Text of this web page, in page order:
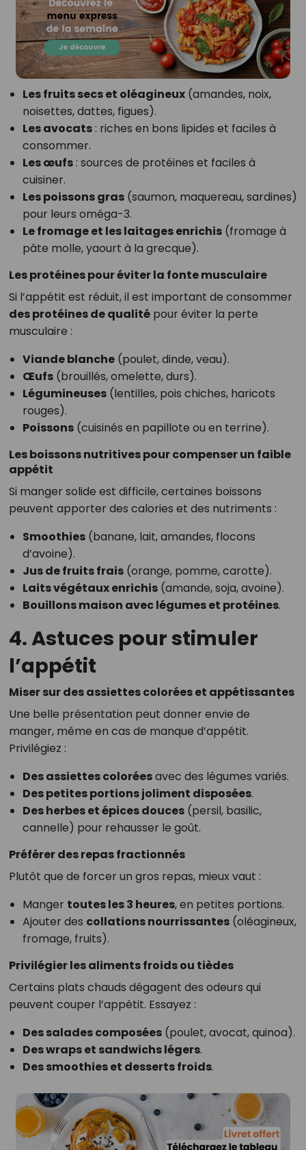
Les fruits secs et oléagineux(amandes, noix,
noisettes, dattes, figues).
Les avocats: riches en bons lipides et faciles à
consommer.
Les œufs: sources de protéines et faciles à
cuisiner.
Les poissons gras(saumon, maquereau, sardines)
pour leurs oméga-3.
Le fromage et les laitages enrichis(fromage à
pâte molle, yaourt à la grecque).
Les protéines pour éviter la fonte musculaire
Si l’appétit est réduit, il est important de consommer
des protéines de qualitépour éviter la perte
musculaire :
Viande blanche(poulet, dinde, veau).
Œufs(brouillés, omelette, durs).
Légumineuses(lentilles, pois chiches, haricots
rouges).
Poissons(cuisinés en papillote ou en terrine).
Les boissons nutritives pour compenser un faible
appétit
Si manger solide est difficile, certaines boissons
peuvent apporter des calories et des nutriments :
Smoothies(banane, lait, amandes, flocons
d’avoine).
Jus de fruits frais(orange, pomme, carotte).
Laits végétaux enrichis(amande, soja, avoine).
Bouillons maison avec légumes et protéines.
4. Astuces pour stimuler
l’appétit
Miser sur des assiettes colorées et appétissantes
Une belle présentation peut donner envie de
manger, même en cas de manque d’appétit.
Privilégiez :
Des assiettes coloréesavec des légumes variés.
Des petites portions joliment disposées.
Des herbes et épices douces(persil, basilic,
cannelle) pour rehausser le goût.
Préférer des repas fractionnés
Plutôt que de forcer un gros repas, mieux vaut :
Manger toutes les 3 heures, en petites portions.
Ajouter des collations nourrissantes(oléagineux,
fromage, fruits).
Privilégier les aliments froids ou tièdes
Certains plats chauds dégagent des odeurs qui
peuvent couper l’appétit. Essayez :
Des salades composées(poulet, avocat, quinoa).
Des wraps et sandwichs légers.
Des smoothies et desserts froids.